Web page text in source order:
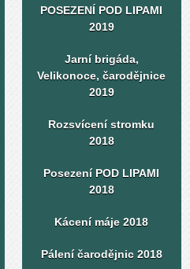
POSEZENÍ POD LIPAMI
2019
Jarní brigáda,
Velikonoce, čarodějnice
2019
Rozsvícení stromku
2018
Posezení POD LIPAMI
2018
Kácení máje 2018
Pálení čarodějnic 2018